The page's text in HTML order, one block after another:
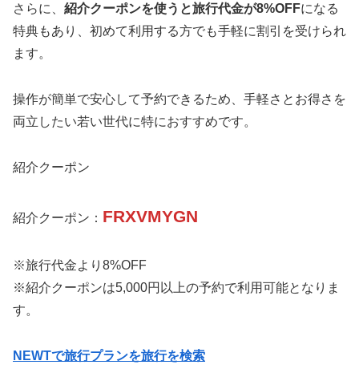
さらに、 紹介クーポンを使うと旅行代金が8%OFFになる
特典もあり、初めて利用する方でも手軽に割引を受けられ
ます。
操作が簡単で安心して予約できるため、手軽さとお得さを
両立したい若い世代に特におすすめです。
紹介クーポン
紹介クーポン： FRXVMYGN
※旅行代金より8%OFF
※紹介クーポンは5,000円以上の予約で利用可能となりま
す。
NEWTで旅行プランを旅行を検索